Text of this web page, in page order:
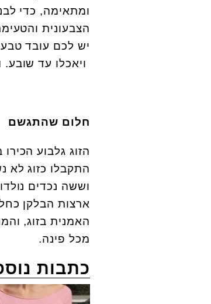
ומתאימה, כדי
הצבעונית
יש לכם עובד
ויאכלו עד
חלום שהתגשם
הזוג גלבוע
וששה נכדים
ארצות הבלקן
האמנית בזוג,
מכל פינה.
כתבות